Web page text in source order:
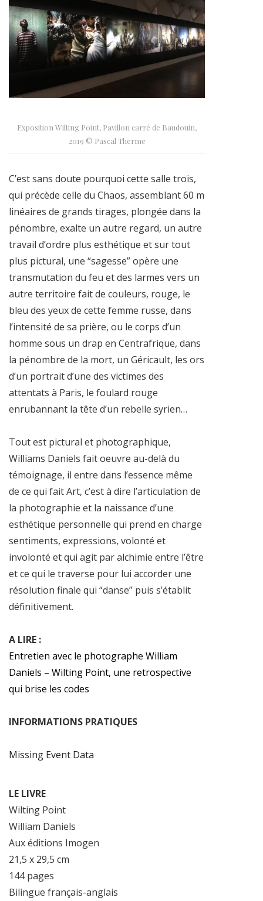
Exposition Wilting Point, Pavillon carré de Baudouin,
2019 © Pascal Therme
C’est sans doute pourquoi cette salle trois,
qui précède celle du Chaos, assemblant 60 m
linéaires de grands tirages, plongée dans la
pénombre, exalte un autre regard, un autre
travail d’ordre plus esthétique et sur tout
plus pictural, une “sagesse” opère une
transmutation du feu et des larmes vers un
autre territoire fait de couleurs, rouge, le
bleu des yeux de cette femme russe, dans
l’intensité de sa prière, ou le corps d’un
homme sous un drap en Centrafrique, dans
la pénombre de la mort, un Géricault, les ors
d’un portrait d’une des victimes des
attentats à Paris, le foulard rouge
enrubannant la tête d’un rebelle syrien…
Tout est pictural et photographique,
Williams Daniels fait oeuvre au-delà du
témoignage, il entre dans l’essence même
de ce qui fait Art, c’est à dire l’articulation de
la photographie et la naissance d’une
esthétique personnelle qui prend en charge
sentiments, expressions, volonté et
involonté et qui agit par alchimie entre l’être
et ce qui le traverse pour lui accorder une
résolution finale qui “danse” puis s’établit
définitivement.
A LIRE :
Entretien avec le photographe William
Daniels – Wilting Point, une retrospective
qui brise les codes
INFORMATIONS PRATIQUES
Missing Event Data
LE LIVRE
Wilting Point
William Daniels
Aux éditions Imogen
21,5 x 29,5 cm
144 pages
Bilingue français-anglais